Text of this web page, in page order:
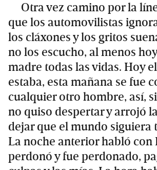
Otra vez camino por la
que los automovilistas
los cláxones y los gritos
no los escucho, al menos
madre todas las vidas. Hoy
estaba, esta mañana se fue
cualquier otro hombre, así,
no quiso despertar y arrojó
dejar que el mundo siguiera
La noche anterior habló con
perdonó y fue perdonado,